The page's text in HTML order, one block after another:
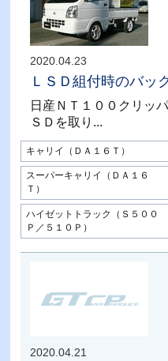
2020.04.23
ＬＳＤ組付時のバッ
日産ＮＴ１００クリッ
ＳＤを取り...
キャリイ（ＤＡ１６Ｔ）
スーパーキャリイ（ＤＡ１６
Ｔ）
ハイゼットトラック（Ｓ５００
Ｐ／５１０Ｐ）
2020.04.21